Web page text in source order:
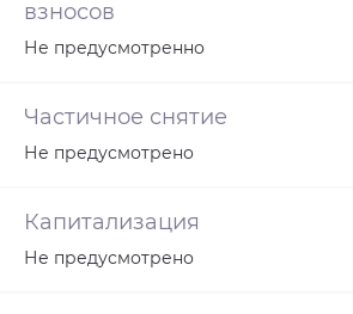
взносов
Не предусмотренно
Частичное снятие
Не предусмотрено
Капитализация
Не предусмотрено